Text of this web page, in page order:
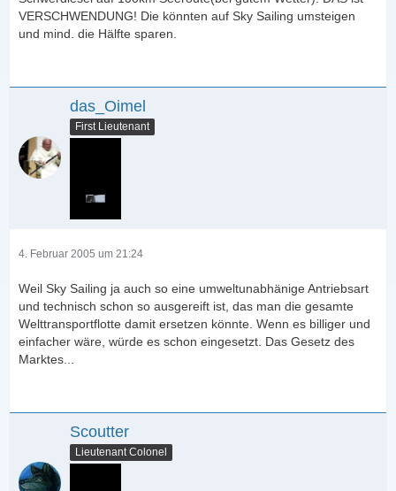
VERSCHWENDUNG! Die könnten auf Sky Sailing umsteigen
und mind. die Hälfte sparen.
das_Oimel
First Lieutenant
4. Februar 2005 um 21:24
Weil Sky Sailing ja auch so eine umweltunabhänige Antriebsart
und technisch schon so ausgereift ist, das man die gesamte
Welttransportflotte damit ersetzen könnte. Wenn es billiger und
einfacher wäre, würde es schon eingesetzt. Das Gesetz des
Marktes...
Scoutter
Lieutenant Colonel